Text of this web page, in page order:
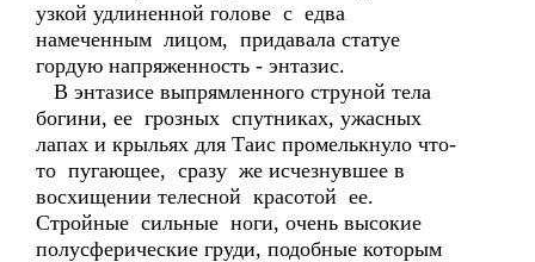
узкой удлиненной голове с едва
намеченным лицом, придавала статуе
гордую напряженность - энтазис.
В энтазисе выпрямленного струной тела
богини, ее грозных спутниках, ужасных
лапах и крыльях для Таис промелькнуло что-
то пугающее, сразу же исчезнувшее в
восхищении телесной красотой ее.
Стройные сильные ноги, очень высокие
полусферические груди, подобные которым